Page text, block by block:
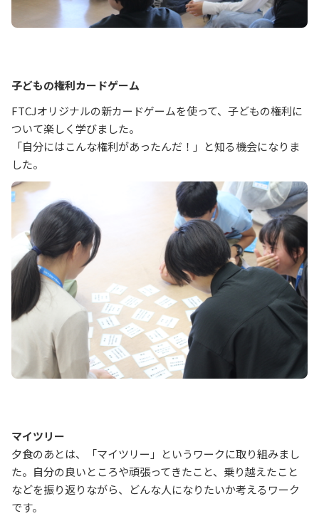
子どもの権利カードゲーム
FTCJオリジナルの新カードゲームを使って、子どもの権利に
ついて楽しく学びました。
「自分にはこんな権利があったんだ！」と知る機会になりま
した。
マイツリー
夕食のあとは、「マイツリー」というワークに取り組みまし
た。自分の良いところや頑張ってきたこと、乗り越えたこと
などを振り返りながら、どんな人になりたいか考えるワーク
です。